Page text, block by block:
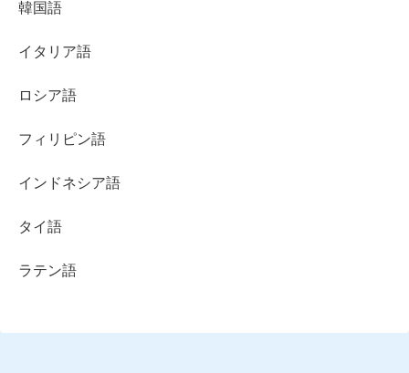
韓国語
イタリア語
ロシア語
フィリピン語
インドネシア語
タイ語
ラテン語